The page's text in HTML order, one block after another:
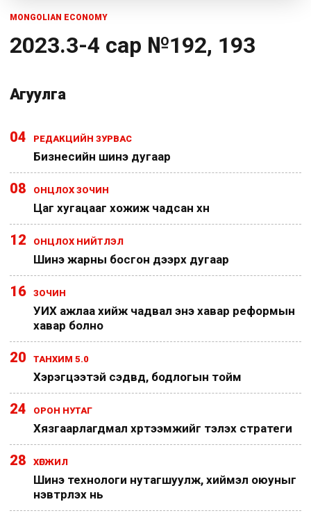
MONGOLIAN ECONOMY
2023.3-4 сар №192, 193
Агуулга
04 РЕДАКЦИЙН ЗУРВАС
Бизнесийн шинэ дугаар
08 ОНЦЛОХ ЗОЧИН
Цаг хугацааг хожиж чадсан хүн
12 ОНЦЛОХ НИЙТЛЭЛ
Шинэ жарны босгон дээрх дугаар
16 ЗОЧИН
УИХ ажлаа хийж чадвал энэ хавар реформын
хавар болно
20 ТАНХИМ 5.0
Хэрэгцээтэй сэдвүүд, бодлогын тойм
24 ОРОН НУТАГ
Хязгаарлагдмал хүртээмжийг тэлэх стратеги
28 ХӨГЖИЛ
Шинэ технологи нутагшуулж, хиймэл оюуныг
нэвтрүүлэх нь